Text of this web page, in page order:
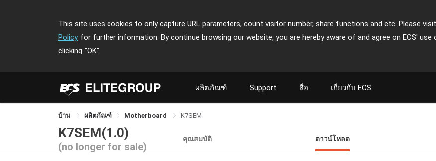
This site uses cookies to only capture URL parameters, count visitor number, share functions and etc. Please visit
Policy for further information. By continue browsing our website, you are hereby aware of and agree on ECS' use
clicking "OK"
ผลิตภัณฑ์ Support สื่อ เกี่ยวกับ ECS
บ้าน ผลิตภัณฑ์ Motherboard K7SEM
K7SEM(1.0)
(no longer for sale)
คุณสมบัติ ดาวน์โหลด